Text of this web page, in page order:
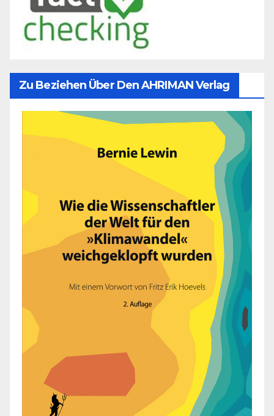
Zu Beziehen Über Den AHRIMAN Verlag